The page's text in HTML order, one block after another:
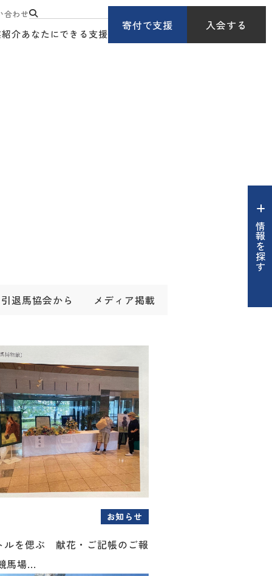
合わせ
介あなたにできる支援
寄付で支援 入会する
情報を探す
引退馬協会から メディア掲載
お知らせ
ルを偲ぶ 献花・ご記帳のご報
馬場...